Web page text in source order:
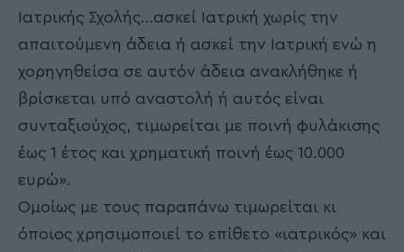
Ιατρικής Σχολής…ασκεί Ιατρική χωρίς την
απαιτούμενη άδεια ή ασκεί την Ιατρική ενώ η
χορηγηθείσα σε αυτόν άδεια ανακλήθηκε ή
βρίσκεται υπό αναστολή ή αυτός είναι
συνταξιούχος, τιμωρείται με ποινή φυλάκισης
έως 1 έτος και χρηματική ποινή έως 10.000
ευρώ».
Ομοίως με τους παραπάνω τιμωρείται κι
όποιος χρησιμοποιεί το επίθετο «ιατρικός» και